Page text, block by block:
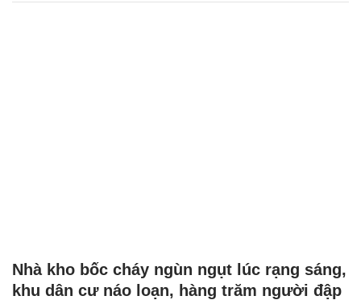
Nhà kho bốc cháy ngùn ngụt lúc rạng sáng,
khu dân cư náo loạn, hàng trăm người đập